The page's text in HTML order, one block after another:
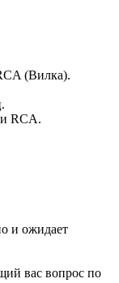
(Вилка).
RCA.
и ожидает
вас вопрос по